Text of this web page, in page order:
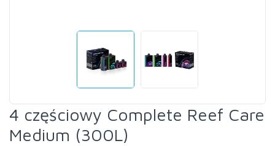
4 częściowy Complete Reef Care
Medium (300L)